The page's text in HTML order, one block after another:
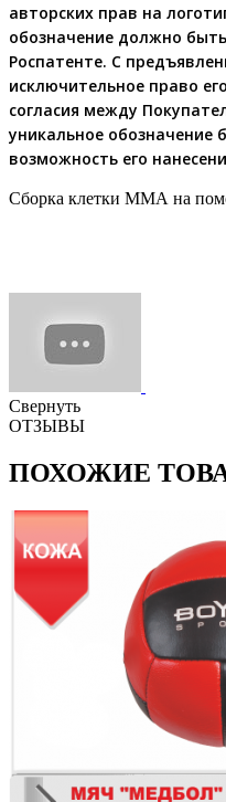
авторских прав на
обозначение должно
Роспатенте. С
исключительное право
согласия между
уникальное обозначение
возможность его
Сборка клетки ММА на
Свернуть
ОТЗЫВЫ
ПОХОЖИЕ